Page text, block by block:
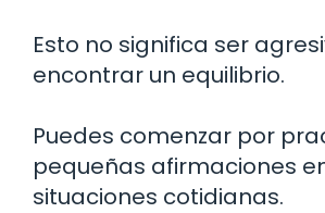
Esto no significa ser
encontrar un equilibrio.
Puedes comenzar por
pequeñas afirmaciones
situaciones cotidianas.